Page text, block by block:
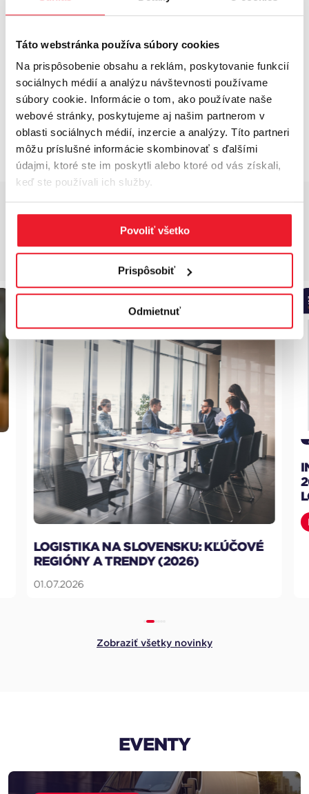
Táto webstránka používa súbory cookies
Na prispôsobenie obsahu a reklám, poskytovanie funkcií
sociálnych médií a analýzu návštevnosti používame
súbory cookie. Informácie o tom, ako používate naše
webové stránky, poskytujeme aj našim partnerom v
oblasti sociálnych médií, inzercie a analýzy. Títo partneri
môžu príslušné informácie skombinovať s ďalšími
údajmi, ktoré ste im poskytli alebo ktoré od vás získali,
keď ste používali ich služby.
Povoliť všetko
Prispôsobiť
Odmietnuť
Prieskum trhu
Komplexné analýzy trhu nehnuteľností,
informácií o vývoji cien a dostupnosti
priestorov pre informované rozhodnutia.
Viac informácií
ČO JE NOVÉ V CUSHWAKE
INDUSTRIAL?
Reporty 18.06.2026
INDUSTRIÁLNY TRH NA SLOVENSKU
2026: DOPYT PO SKLADOVÝCH A
LOGISTICKÝCH PRIESTOROCH
Zobraziť všetky novinky
EVENTY